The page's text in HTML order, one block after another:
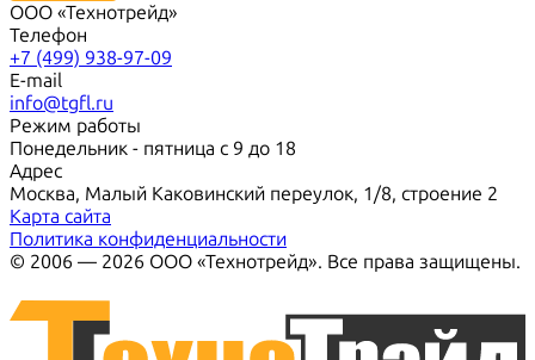
ООО «Технотрейд»
Телефон
+7 (499) 938-97-09
E-mail
info@tgfl.ru
Режим работы
Понедельник - пятница с 9 до 18
Адрес
Москва, Малый Каковинский переулок, 1/8, строение 2
Карта сайта
Политика конфиденциальности
© 2006 — 2026 ООО «Технотрейд». Все права защищены.